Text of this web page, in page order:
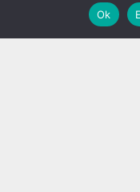
Ok